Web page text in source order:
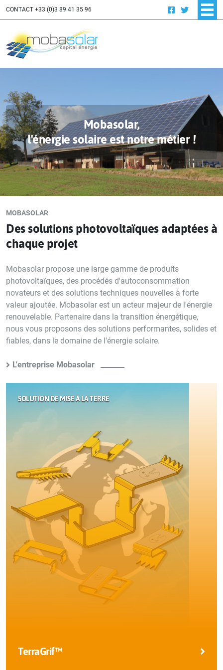
CONTACT +33 (0)3 89 41 35 96INNOVATION
OFFRES D'EMPLOI
Résidentiel
Industrie – Tertiaire
Mobasolar,
l'énergie solaire est notre métier !
MOBASOLAR
Des solutions photovoltaïques adaptées à
chaque projet
Mobasolar propose une large gamme de produits
photovoltaïques, des procédés d'autoconsommation
novateurs et des solutions techniques nouvelles à forte
valeur ajoutée. Mobasolar est un acteur majeur de l'énergie
renouvelable. Partenaire dans la transition énergétique,
nous vous proposons des solutions performantes, solides et
fiables, dans le domaine de l'énergie solaire.
L'entreprise Mobasolar
SOLUTION DE MISE À LA TERRE
TerraGrif™